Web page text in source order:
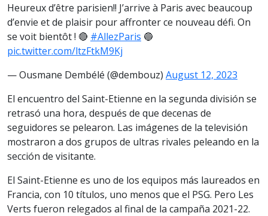
Heureux d’être parisien!! J’arrive à Paris avec beaucoup
d’envie et de plaisir pour affronter ce nouveau défi. On
se voit bientôt ! 🔴 #AllezParis 🔵
pic.twitter.com/ltzFtkM9Kj
— Ousmane Dembélé (@dembouz) August 12, 2023
El encuentro del Saint-Etienne en la segunda división se
retrasó una hora, después de que decenas de
seguidores se pelearon. Las imágenes de la televisión
mostraron a dos grupos de ultras rivales peleando en la
sección de visitante.
El Saint-Etienne es uno de los equipos más laureados en
Francia, con 10 títulos, uno menos que el PSG. Pero Les
Verts fueron relegados al final de la campaña 2021-22.